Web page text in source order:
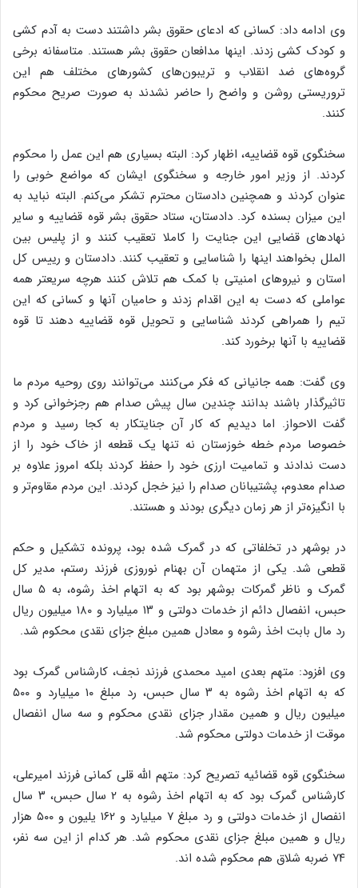
وی ادامه داد: کسانی که ادعای حقوق بشر داشتند دست به آدم کشی
و کودک کشی زدند. اینها مدافعان حقوق بشر هستند. متاسفانه برخی
گروه‌های ضد انقلاب و تریبون‌های کشورهای مختلف هم این
تروریستی روشن و واضح را حاضر نشدند به صورت صریح محکوم
کنند.
سخنگوی قوه قضاییه، اظهار کرد: البته بسیاری هم این عمل را محکوم
کردند. از وزیر امور خارجه و سخنگوی ایشان که مواضع خوبی را
عنوان کردند و همچنین دادستان محترم تشکر می‌کنم. البته نباید به
این میزان بسنده کرد. دادستان، ستاد حقوق بشر قوه قضاییه و سایر
نهادهای قضایی این جنایت را کاملا تعقیب کنند و از پلیس بین
الملل بخواهند اینها را شناسایی و تعقیب کنند. دادستان و رییس کل
استان و نیروهای امنیتی با کمک هم تلاش کنند هرچه سریعتر همه
عواملی که دست به این اقدام زدند و حامیان آنها و کسانی که این
تیم را همراهی کردند شناسایی و تحویل قوه قضاییه دهند تا قوه
قضاییه با آنها برخورد کند.
وی گفت: همه جانیانی که فکر می‌کنند می‌توانند روی روحیه مردم ما
تاثیرگذار باشند بدانند چندین سال پیش صدام هم رجزخوانی کرد و
گفت الاحواز. اما دیدیم که کار آن جنایتکار به کجا رسید و مردم
خصوصا مردم خطه خوزستان نه تنها یک قطعه از خاک خود را از
دست ندادند و تمامیت ارزی خود را حفظ کردند بلکه امروز علاوه بر
صدام معدوم، پشتیبانان صدام را نیز خجل کردند. این مردم مقاوم‌تر و
با انگیزه‌تر از هر زمان دیگری بودند و هستند.
در بوشهر در تخلفاتی که در گمرک شده بود، پرونده تشکیل و حکم
قطعی شد. یکی از متهمان آن بهنام نوروزی فرزند رستم، مدیر کل
گمرک و ناظر گمرکات بوشهر بود که به اتهام اخذ رشوه، به ۵ سال
حبس، انفصال دائم از خدمات دولتی و ۱۳ میلیارد و ۱۸۰ میلیون ریال
رد مال بابت اخذ رشوه و معادل همین مبلغ جزای نقدی محکوم شد.
وی افزود: متهم بعدی امید محمدی فرزند نجف، کارشناس گمرک بود
که به اتهام اخذ رشوه به ۳ سال حبس، رد مبلغ ۱۰ میلیارد و ۵۰۰
میلیون ریال و همین مقدار جزای نقدی محکوم و سه سال انفصال
موقت از خدمات دولتی محکوم شد.
سخنگوی قوه قضائیه تصریح کرد: متهم الله قلی کمانی فرزند امیرعلی،
کارشناس گمرک بود که به اتهام اخذ رشوه به ۲ سال حبس، ۳ سال
انفصال از خدمات دولتی و رد مبلغ ۷ میلیارد و ۱۶۲ یلیون و ۵۰۰ هزار
ریال و همین مبلغ جزای نقدی محکوم شد. هر کدام از این سه نفر،
۷۴ ضربه شلاق هم محکوم شده اند.